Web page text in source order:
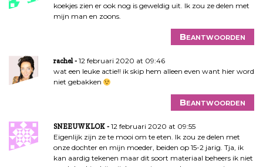
koekjes zien er ook nog is geweldig uit. Ik zou ze delen met
mijn man en zoons.
Beantwoorden
rachel
12 februari 2020 at 09:46
wat een leuke actie!! ik skip hem alleen even want hier word
niet gebakken
Beantwoorden
SNEEUWKLOK
12 februari 2020 at 09:55
Eigenlijk zijn ze te mooi om te eten. Ik zou ze delen met
onze dochter en mijn moeder, beiden op 15-2 jarig. Tja, ik
kan aardig tekenen maar dit soort materiaal beheers ik niet